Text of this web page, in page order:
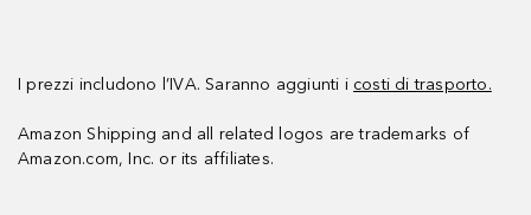
I prezzi includono l’IVA. Saranno aggiunti i costi di trasporto.
Amazon Shipping and all related logos are trademarks of
Amazon.com, Inc. or its affiliates.